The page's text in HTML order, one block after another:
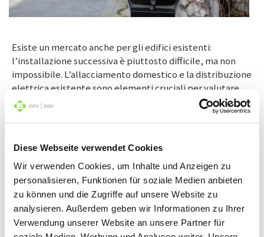
Diese Webseite verwendet Cookies
Wir verwenden Cookies, um Inhalte und Anzeigen zu
personalisieren, Funktionen für soziale Medien anbieten
zu können und die Zugriffe auf unsere Website zu
analysieren. Außerdem geben wir Informationen zu Ihrer
Verwendung unserer Website an unsere Partner für
Esiste un mercato anche per gli edifici esistenti:
l’installazione successiva è piuttosto difficile, ma non
impossibile. L’allacciamento domestico e la distribuzione
elettrica esistente sono elementi cruciali per valutare
che cosa si può fare. È sempre positivo se gli specialisti in
elettricità possono presentare e spiegare di persona i
Così si possono chiarire direttamente i dubbi e
fatturazione non rappresentano più da tempo dei
misteri. In questo ambito esiste di tutto: dalla
fatturazione diretta da parte di un’azienda che fornisce
energia alle semplici piattaforme di fatturazione.